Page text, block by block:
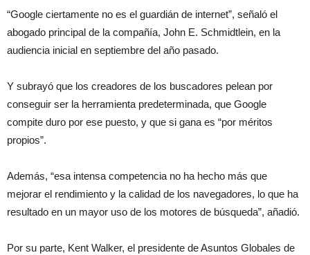
“Google ciertamente no es el guardián de internet”, señaló el
abogado principal de la compañía, John E. Schmidtlein, en la
audiencia inicial en septiembre del año pasado.
Y subrayó que los creadores de los buscadores pelean por
conseguir ser la herramienta predeterminada, que Google
compite duro por ese puesto, y que si gana es “por méritos
propios”.
Además, “esa intensa competencia no ha hecho más que
mejorar el rendimiento y la calidad de los navegadores, lo que ha
resultado en un mayor uso de los motores de búsqueda”, añadió.
Por su parte, Kent Walker, el presidente de Asuntos Globales de